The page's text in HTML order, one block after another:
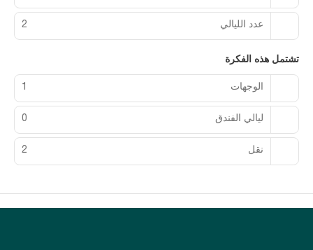
عدد الليالي 2
تشتمل هذه الفكرة
الوجهات 1
ليالي الفندق 0
نقل 2